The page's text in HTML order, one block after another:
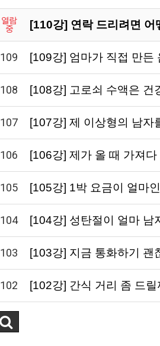
열람
중
[110강] 연락 드리려면
109 [109강] 엄마가 직접 만
108 [108강] 고로쇠 수액은
107 [107강] 제 이상형의 남자
106 [106강] 제가 올 때 가져
105 [105강] 1박 요금이 얼마
104 [104강] 성탄절이 얼마
103 [103강] 지금 통화하기
102 [102강] 간식 거리 좀 드